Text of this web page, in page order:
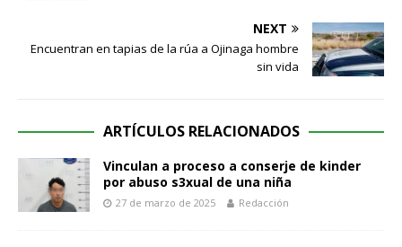
NEXT
Encuentran en tapias de la rúa a Ojinaga hombre
sin vida
ARTÍCULOS RELACIONADOS
Vinculan a proceso a conserje de kinder
por abuso s3xual de una niña
27 de marzo de 2025 Redacción